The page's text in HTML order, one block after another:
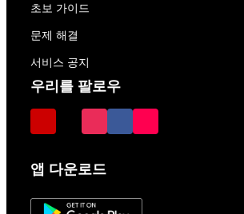
초보 가이드
문제 해결
서비스 공지
우리를 팔로우
앱 다운로드